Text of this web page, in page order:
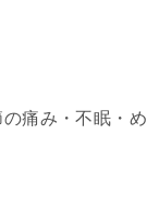
痛み・不眠・め